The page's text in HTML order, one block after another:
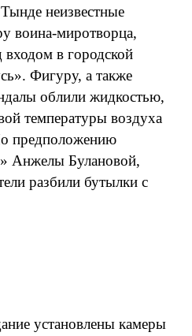
неизвестные
воина-миротворца,
входом в городской
Фигуру, а также
облили жидкостью,
температуры воздуха
предположению
Анжелы Булановой,
разбили бутылки с
установлены камеры